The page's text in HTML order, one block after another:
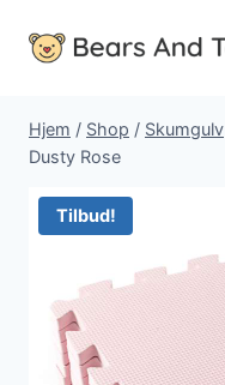
Hjem / Shop / Skumgulv
Dusty Rose
Tilbud!